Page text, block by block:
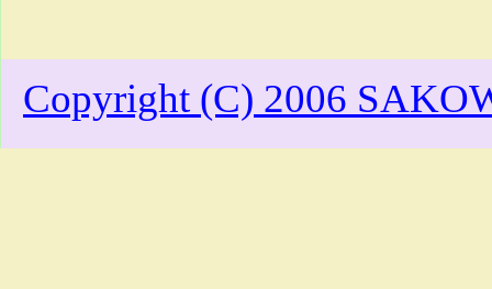
Copyright (C) 2006